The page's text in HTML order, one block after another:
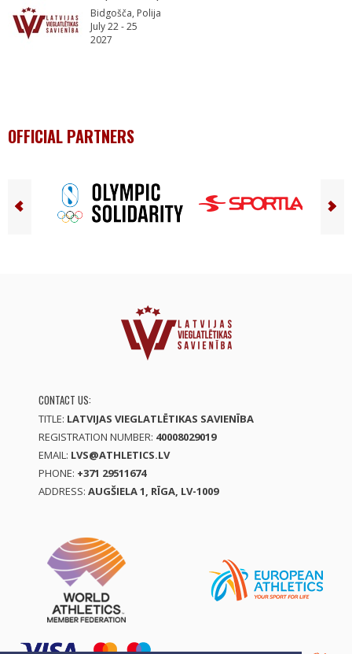
Bidgošča, Polija
July 22 - 25
2027
OFFICIAL PARTNERS
CONTACT US:
TITLE: LATVIJAS VIEGLATLĒTIKAS SAVIENĪBA
REGISTRATION NUMBER: 40008029019
EMAIL: LVS@ATHLETICS.LV
PHONE: +371 29511674
ADDRESS: AUGŠIELA 1, RĪGA, LV-1009